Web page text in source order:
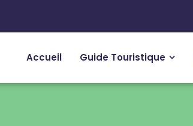
Accueil Guide Touristique